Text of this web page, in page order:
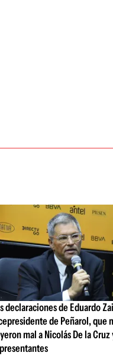
declaraciones de Eduardo
de Peñarol, que
mal a Nicolás De la Cruz